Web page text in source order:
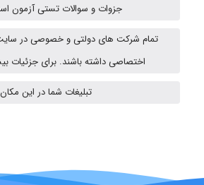
جزوات و سوالات تستی آزمون
تمام شرکت های دولتی و خصوصی در
اختصاصی داشته باشند. برای جزئیات
تبلیغات شما در این مکان